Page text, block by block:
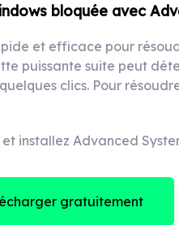
bloquée avec
et efficace pour
puissante suite peut
clics. Pour
installez Advanced
gratuitement